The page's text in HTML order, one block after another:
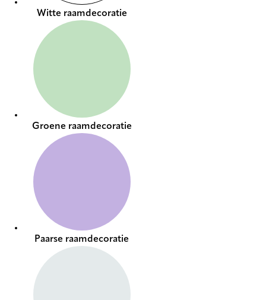
Witte raamdecoratie
Groene raamdecoratie
Paarse raamdecoratie